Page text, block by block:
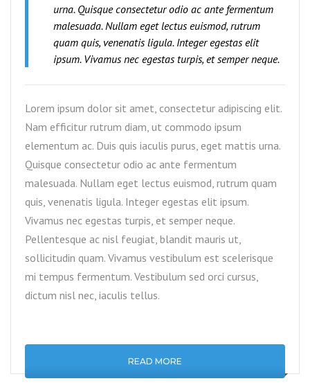
urna. Quisque consectetur odio ac ante fermentum
malesuada. Nullam eget lectus euismod, rutrum
quam quis, venenatis ligula. Integer egestas elit
ipsum. Vivamus nec egestas turpis, et semper neque.
Lorem ipsum dolor sit amet, consectetur adipiscing elit.
Nam efficitur rutrum diam, ut commodo ipsum
elementum ac. Duis quis iaculis purus, eget mattis urna.
Quisque consectetur odio ac ante fermentum
malesuada. Nullam eget lectus euismod, rutrum quam
quis, venenatis ligula. Integer egestas elit ipsum.
Vivamus nec egestas turpis, et semper neque.
Pellentesque ac nisl feugiat, blandit mauris ut,
sollicitudin quam. Vivamus vestibulum est scelerisque
mi tempus fermentum. Vestibulum sed orci cursus,
dictum nisl nec, iaculis tellus.
READ MORE